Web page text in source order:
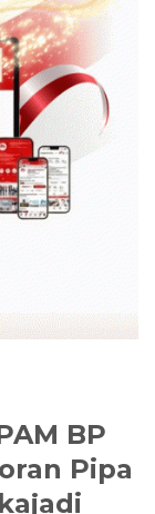
BP
Pipa